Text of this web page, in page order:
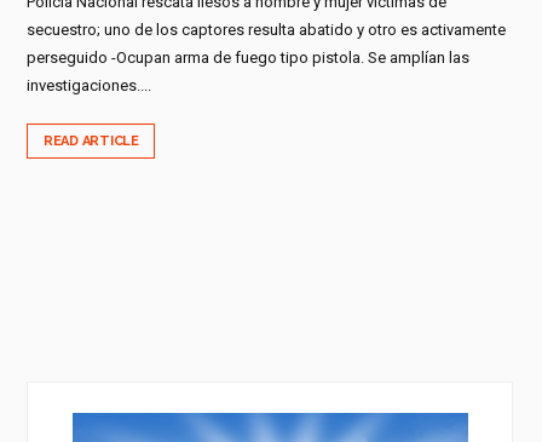
secuestro; uno de los captores resulta abatido y otro es activamente
perseguido -Ocupan arma de fuego tipo pistola. Se amplían las
investigaciones....
READ ARTICLE